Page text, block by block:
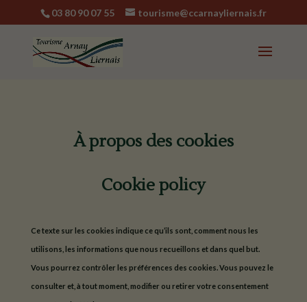
03 80 90 07 55 tourisme@ccarnayliernais.fr
À propos des cookies
Cookie policy
Ce texte sur les cookies indique ce qu’ils sont, comment nous les
utilisons, les informations que nous recueillons et dans quel but.
Vous pourrez contrôler les préférences des cookies. Vous pouvez le
consulter et, à tout moment, modifier ou retirer votre consentement